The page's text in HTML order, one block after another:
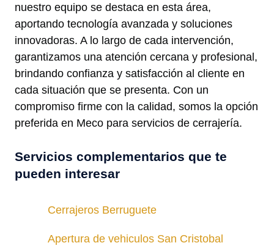
nuestro equipo se destaca en esta área,
aportando tecnología avanzada y soluciones
innovadoras. A lo largo de cada intervención,
garantizamos una atención cercana y profesional,
brindando confianza y satisfacción al cliente en
cada situación que se presenta. Con un
compromiso firme con la calidad, somos la opción
preferida en Meco para servicios de cerrajería.
Servicios complementarios que te
pueden interesar
Cerrajeros Berruguete
Apertura de vehiculos San Cristobal